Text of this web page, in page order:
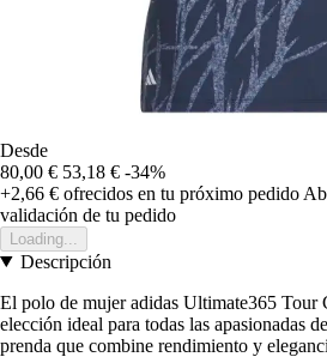
Desde
80,00 € 53,18 € -34%
+2,66 € ofrecidos en tu próximo pedido
validación de tu pedido
Loading...
Descripción
El polo de mujer adidas Ultimate365 Tour
elección ideal para todas las apasionadas
prenda que combine rendimiento y